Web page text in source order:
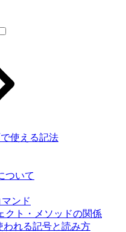
使える記法
ついて
ンド
クト・メソッドの関係
われる記号と読み方